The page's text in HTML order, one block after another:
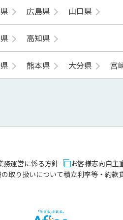
広島県 山口県
高知県
熊本県 大分県 宮
務運営に係る方針 お客様志向自主
取り扱いについて積立利率等・約款